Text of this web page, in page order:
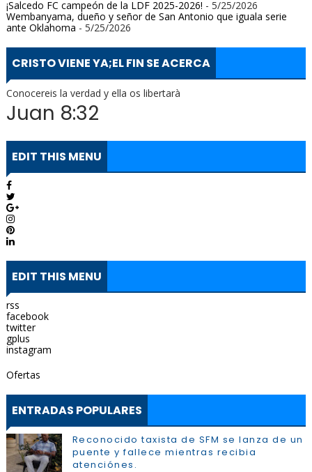
¡Salcedo FC campeón de la LDF 2025-2026! - 5/25/2026
Wembanyama, dueño y señor de San Antonio que iguala serie
ante Oklahoma - 5/25/2026
CRISTO VIENE YA;EL FIN SE ACERCA
Conocereis la verdad y ella os libertarà
Juan 8:32
EDIT THIS MENU
EDIT THIS MENU
rss
facebook
twitter
gplus
instagram
Ofertas
ENTRADAS POPULARES
Reconocido taxista de SFM se lanza de un
puente y fallece mientras recibia
atenciónes.